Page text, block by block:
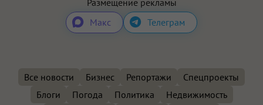
Макс
Телеграм
Все новости Бизнес Репортажи
Спецпроекты
Блоги
Погода Политика
Недвижимость